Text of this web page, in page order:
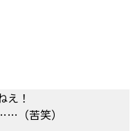
え！
（苦笑）